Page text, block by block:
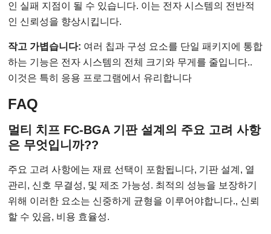
인 실패 지점이 될 수 있습니다. 이는 전자 시스템의 전반적
인 신뢰성을 향상시킵니다.
작고 가볍습니다: 여러 칩과 구성 요소를 단일 패키지에 통합
하는 기능은 전자 시스템의 전체 크기와 무게를 줄입니다..
이것은 특히 응용 프로그램에서 유리합니다
FAQ
멀티 치프 FC-BGA 기판 설계의 주요 고려 사항
은 무엇입니까??
주요 고려 사항에는 재료 선택이 포함됩니다, 기판 설계, 열
관리, 신호 무결성, 및 제조 가능성. 최적의 성능을 보장하기
위해 이러한 요소는 신중하게 균형을 이루어야합니다., 신뢰
할 수 있음, 비용 효율성.